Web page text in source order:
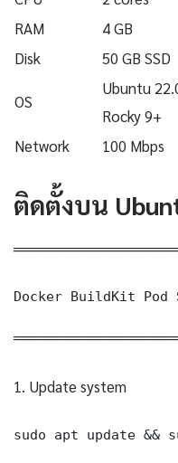
RAM
4 GB
Disk
50 GB SSD
OS
Ubuntu
Rocky 9+
Network 100 Mbps
ติดตั้งบน
Docker BuildKit
1. Update system
sudo apt update &&